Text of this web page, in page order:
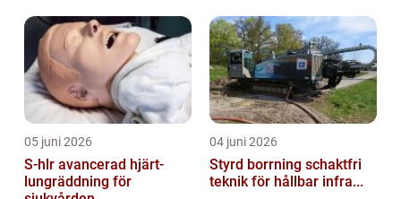
05 juni 2026
S-hlr avancerad hjärt-
lungräddning för
04 juni 2026
Styrd borrning schaktfri
teknik för hållbar infra...